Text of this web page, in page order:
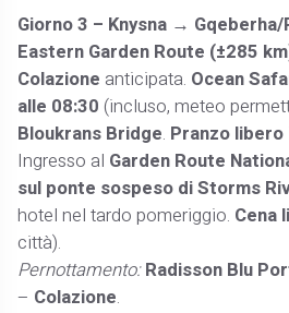
Giorno 3 – Knysna →
Eastern Garden Route (±285
Colazione anticipata. Ocean
alle 08:30 (incluso, meteo
Bloukrans Bridge. Pranzo libero
Ingresso al Garden Route
sul ponte sospeso di Storms
hotel nel tardo pomeriggio. Cena
città).
Pernottamento:Radisson Blu
– Colazione.